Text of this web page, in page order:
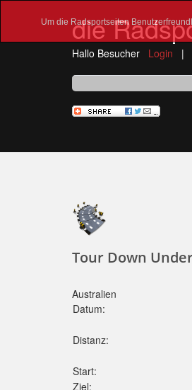
Um die Radsportseiten
die
Hallo Besucher Login |
Tour Down
Australien
Datum:
Distanz:
Start:
Ziel: